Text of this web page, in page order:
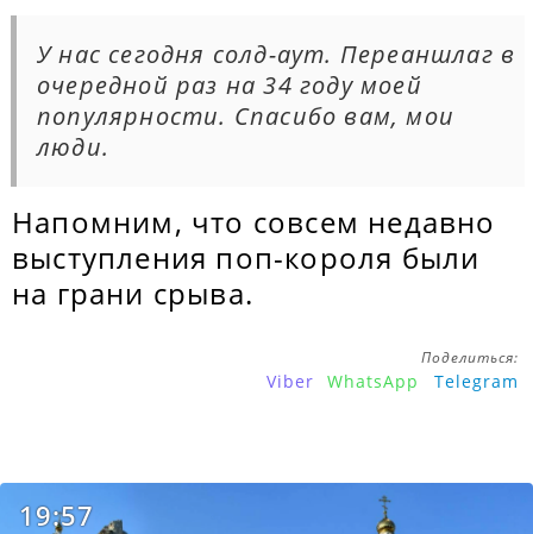
У нас сегодня солд-аут. Переаншлаг в
очередной раз на 34 году моей
популярности. Спасибо вам, мои
люди.
Напомним, что совсем недавно
выступления поп-короля были
на грани срыва.
Поделиться:
Viber WhatsApp Telegram
19:57